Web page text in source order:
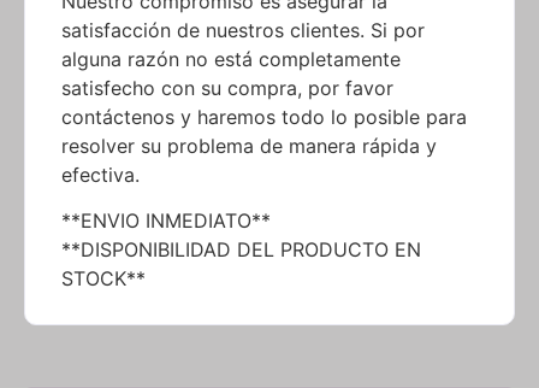
satisfacción de nuestros clientes. Si por
alguna razón no está completamente
satisfecho con su compra, por favor
contáctenos y haremos todo lo posible para
resolver su problema de manera rápida y
efectiva.
**ENVIO INMEDIATO**
**DISPONIBILIDAD DEL PRODUCTO EN
STOCK**